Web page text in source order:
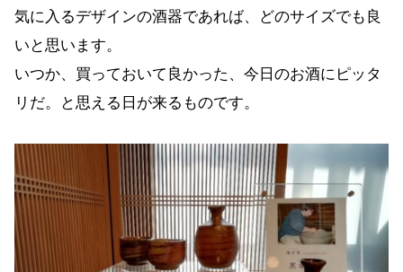
気に入るデザインの酒器であれば、どのサイズでも良
いと思います。
いつか、買っておいて良かった、今日のお酒にピッタ
リだ。と思える日が来るものです。